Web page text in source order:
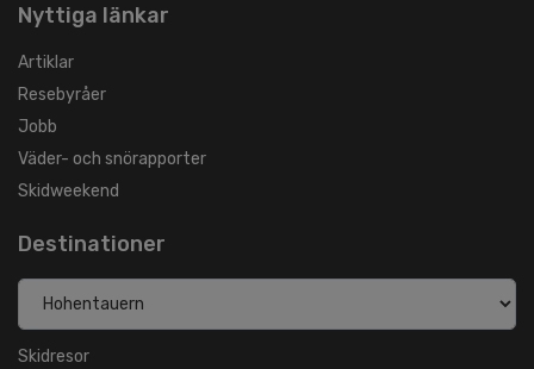
Nyttiga länkar
Artiklar
Resebyråer
Jobb
Väder- och snörapporter
Skidweekend
Destinationer
Skidresor